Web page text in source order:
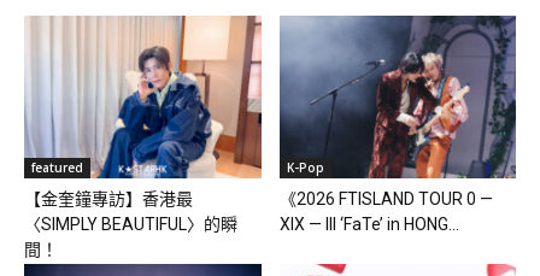
featured
【金奎鐘專訪】香港最
〈SIMPLY BEAUTIFUL〉的瞬
間！
K-Pop
《2026 FTISLAND TOUR 0 —
XIX — III ‘FaTe’ in HONG...